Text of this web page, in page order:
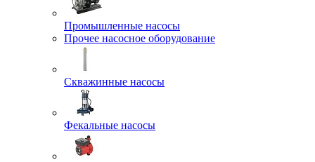
Промышленные насосы
Прочее насосное оборудование
Скважинные насосы
Фекальные насосы